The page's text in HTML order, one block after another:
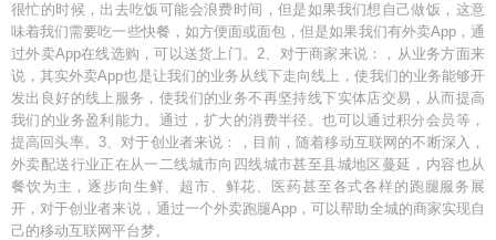
很忙的时候，出去吃饭可能会浪费时间，但是如果我们想自己做饭，这意
味着我们需要吃一些快餐，如方便面或面包，但是如果我们有外卖App，通
过外卖App在线选购，可以送货上门。2、对于商家来说：，从业务方面来
说，其实外卖App也是让我们的业务从线下走向线上，使我们的业务能够开
发出良好的线上服务，使我们的业务不再坚持线下实体店交易，从而提高
我们的业务盈利能力。通过，扩大的消费半径。也可以通过积分会员等，
提高回头率。3、对于创业者来说：，目前，随着移动互联网的不断深入，
外卖配送行业正在从一二线城市向四线城市甚至县城地区蔓延，内容也从
餐饮为主，逐步向生鲜、超市、鲜花、医药甚至各式各样的跑腿服务展
开，对于创业者来说，通过一个外卖跑腿App，可以帮助全城的商家实现自
己的移动互联网平台梦。